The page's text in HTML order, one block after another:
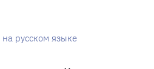
русском языке